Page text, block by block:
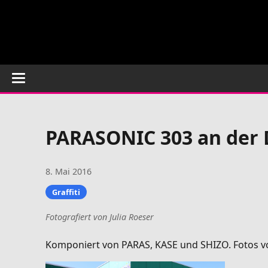
PARASONIC 303 an
8. Mai 2016
Graffiti
Fotografiert von Julia Roeser
Komponiert von PARAS, KASE und SHIZO. Fotos